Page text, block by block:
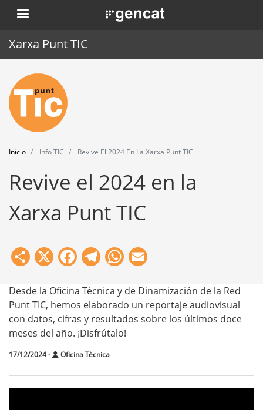
Pasar
al
. Obre en una nova finestra.
Xarxa Punt TIC
Inicio
Punt TIC
Actualidad
Agenda
Formación
Herramientas
Inicio Info TIC Revive El 2024 En La Xarxa Punt TIC
Revive el 2024 en la
Xarxa Punt TIC
Share
X Facebook
Telegram
WhatsApp
Desde la Oficina Técnica y de Dinamización de la Red
Punt TIC, hemos elaborado un reportaje audiovisual
con datos, cifras y resultados sobre los últimos doce
meses del año. ¡Disfrútalo!
17/12/2024- Oficina Tècnica